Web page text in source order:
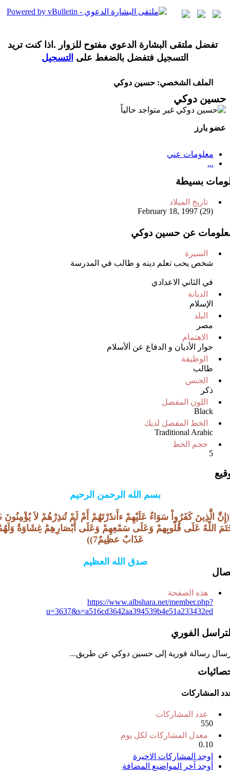
تفضل ملتقى البشارة الدعوي مفتوح للزوار .اذا كنت تريد
التسجيل فتفضل بالضغط على التسجيل
الملف الشخصي: حسين دوكي
حسين دوكي
عضو بارز
معلومات عني
...
بسيطة
تاريخ الميلاد
February 18, 1997 (29)
عن حسين دوكي
السيرة
شخص يحب تعلم دينه و طالب في المدرسة
في الثاني الاعدادي
الديانة
الإسلام
البلد
مصر
الاهتمام
حوار الأديان و الدفاع عن ألأسلام
الوظيفة
طالب
الجنس
ذكر
اللون المفضل
Black
الخط المفضل لديك
Traditional Arabic
حجم الخط
5
بسم الله الرحمن الرحيم
((إِنَّ الَّذِينَ كَفَرُواْ
اللّهُ عَلَى قُلُوبِهمْ وَعَلَى سَمْعِهِمْ وَعَلَى أَبْصَارِهِمْ غِشَاوَةٌ
عَذَابٌ عظِيمٌ7))
صدق الله العظيم
هذه الصفحة
https://www.albshara.net/member.php?
u=3637&s=a516cd3642aa394539b4e51a233432ed
الفوري
رسالة فورية إلى حسين دوكي عن طريق...
المشاركات
عدد المشاركات
550
معدل المشاركات لكل يوم
0.10
اوجد المشاركات الاخيرة
أوجد آخر المواضيع المضافة